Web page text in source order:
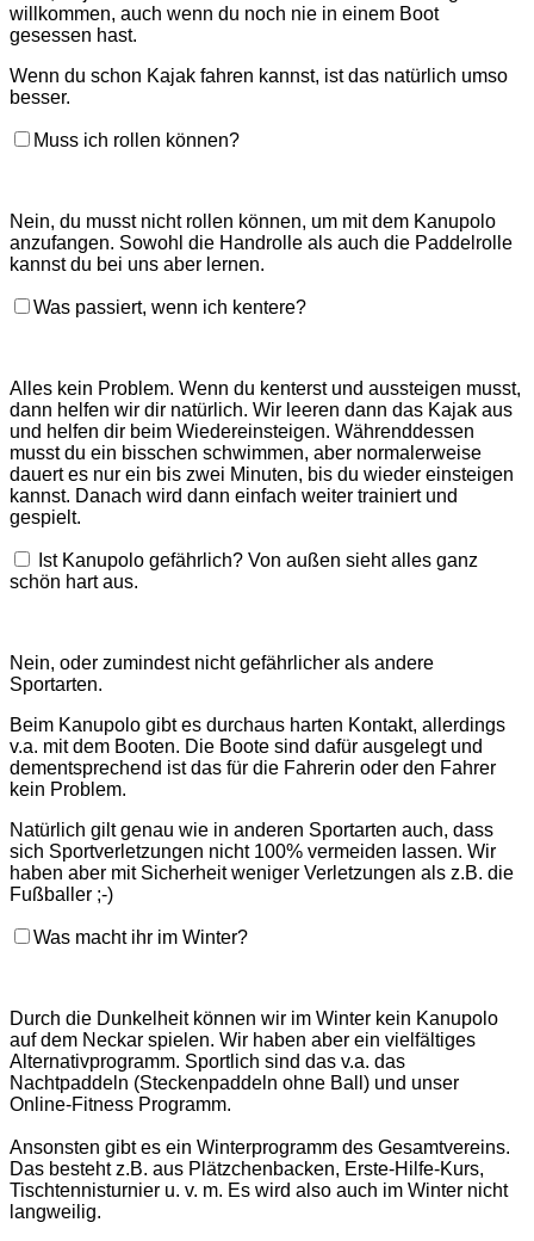
willkommen, auch wenn du noch nie in einem Boot
gesessen hast.
Wenn du schon Kajak fahren kannst, ist das natürlich umso
besser.
Muss ich rollen können?
Nein, du musst nicht rollen können, um mit dem Kanupolo
anzufangen. Sowohl die Handrolle als auch die Paddelrolle
kannst du bei uns aber lernen.
Was passiert, wenn ich kentere?
Alles kein Problem. Wenn du kenterst und aussteigen musst,
dann helfen wir dir natürlich. Wir leeren dann das Kajak aus
und helfen dir beim Wiedereinsteigen. Währenddessen
musst du ein bisschen schwimmen, aber normalerweise
dauert es nur ein bis zwei Minuten, bis du wieder einsteigen
kannst. Danach wird dann einfach weiter trainiert und
gespielt.
Ist Kanupolo gefährlich? Von außen sieht alles ganz
schön hart aus.
Nein, oder zumindest nicht gefährlicher als andere
Sportarten.
Beim Kanupolo gibt es durchaus harten Kontakt, allerdings
v.a. mit dem Booten. Die Boote sind dafür ausgelegt und
dementsprechend ist das für die Fahrerin oder den Fahrer
kein Problem.
Natürlich gilt genau wie in anderen Sportarten auch, dass
sich Sportverletzungen nicht 100% vermeiden lassen. Wir
haben aber mit Sicherheit weniger Verletzungen als z.B. die
Fußballer ;-)
Was macht ihr im Winter?
Durch die Dunkelheit können wir im Winter kein Kanupolo
auf dem Neckar spielen. Wir haben aber ein vielfältiges
Alternativprogramm. Sportlich sind das v.a. das
Nachtpaddeln (Steckenpaddeln ohne Ball) und unser
Online-Fitness Programm.
Ansonsten gibt es ein Winterprogramm des Gesamtvereins.
Das besteht z.B. aus Plätzchenbacken, Erste-Hilfe-Kurs,
Tischtennisturnier u. v. m. Es wird also auch im Winter nicht
langweilig.